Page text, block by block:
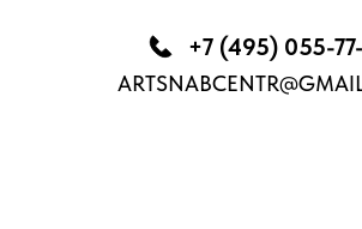
+7 (495) 055-